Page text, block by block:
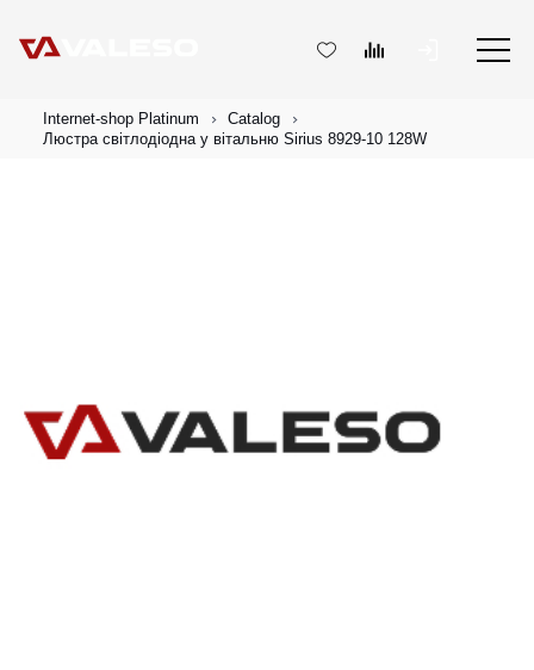
Internet-shop Platinum
Catalog
Люстра світлодіодна у вітальню Sirius 8929-10 128W